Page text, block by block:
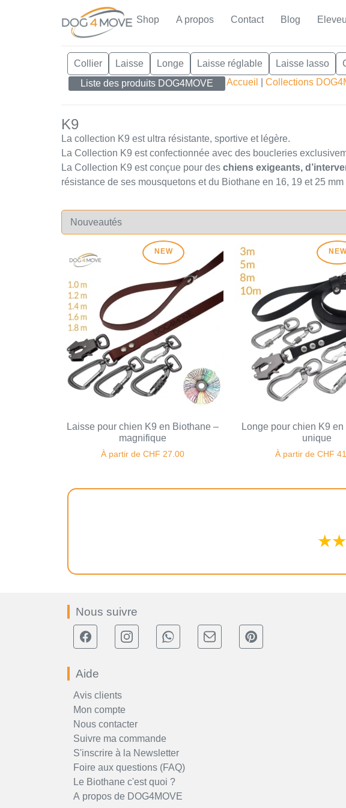
Shop A propos Contact Blog
Collier Laisse Longe Laisse réglable Laisse lasso
Liste des produits DOG4MOVE
Accueil Collections
K9
La collection K9 est ultra résistante, sportive et légère.
La Collection K9 est confectionnée avec des boucleries
La Collection K9 est conçue pour des chiens exigeants,
résistance de ses mousquetons et du Biothane en 16, 19 et 25 mm
NEW
Laisse pour chien K9 en Biothane –
magnifique
À partir de CHF 27.00
Longe pour chien K9
unique
À partir de CHF
Nous suivre
Aide
Avis clients
Mon compte
Nous contacter
Suivre ma commande
S'inscrire à la Newsletter
Foire aux questions (FAQ)
Le Biothane c'est quoi ?
A propos de DOG4MOVE